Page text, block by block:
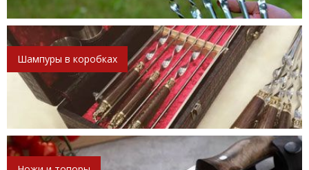
Шампуры в коробках